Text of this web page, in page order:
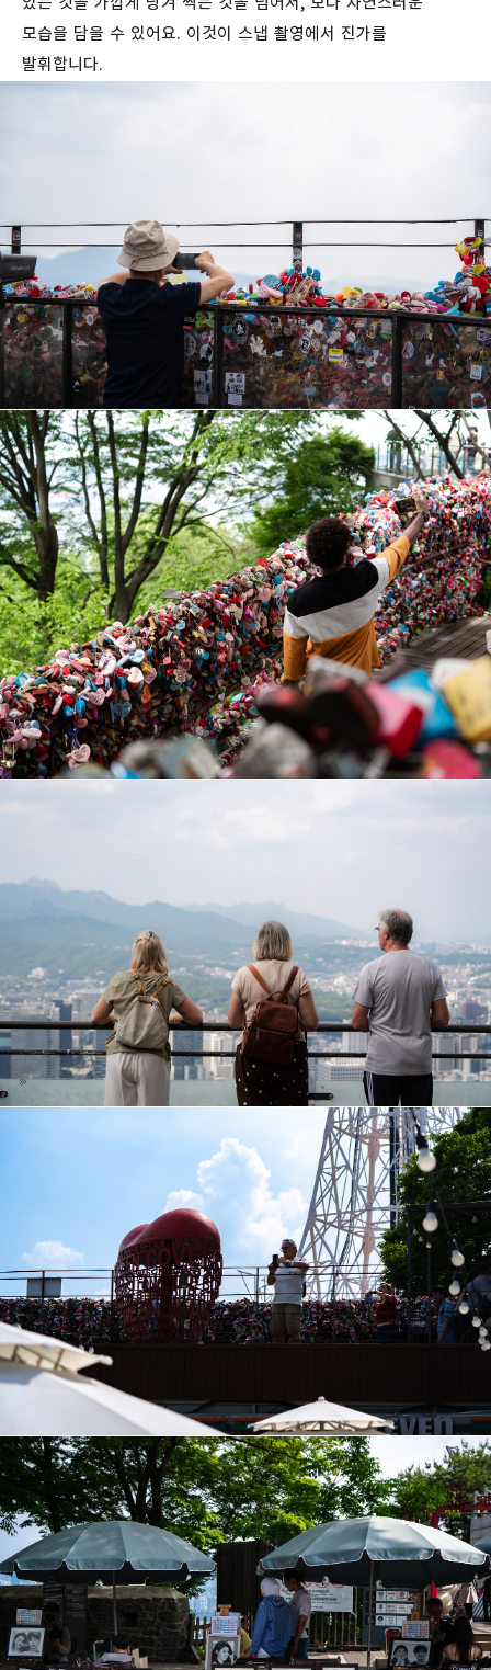
모습을 담을 수 있어요. 이것이 스냅 촬영에서 진가를
발휘합니다.